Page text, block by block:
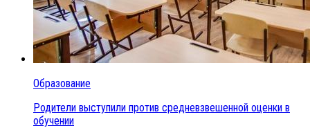
Образование
Родители выступили против средневзвешенной оценки в
обучении